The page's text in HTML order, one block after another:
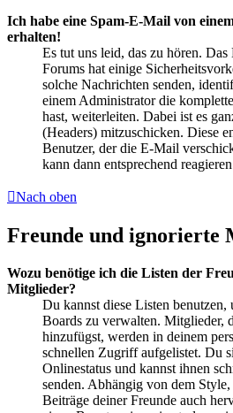
Ich habe eine Spam-E-Mail von
erhalten!
Es tut uns leid, das zu hören.
Forums hat einige
solche Nachrichten senden,
einem Administrator die
hast, weiterleiten. Dabei ist es
(Headers) mitzuschicken. Diese
Benutzer, der die E-Mail
kann dann entsprechend
Nach oben
Freunde und ignorierte
Wozu benötige ich die Listen der
Mitglieder?
Du kannst diese Listen benutzen,
Boards zu verwalten. Mitglieder,
hinzufügst, werden in deinem
schnellen Zugriff aufgelistet. Du
Onlinestatus und kannst ihnen
senden. Abhängig von dem
Beiträge deiner Freunde auch